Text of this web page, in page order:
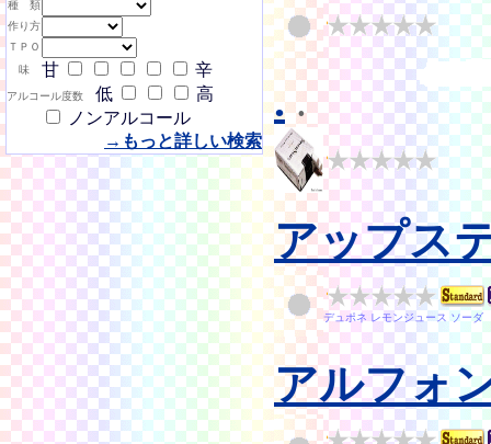
種 類
作り方
ＴＰＯ
味
甘 辛
アルコール度数 低
高
ノンアルコール
→もっと詳しい検索
. .
アップス
デュポネ レモンジュース ソーダ
アルフォ